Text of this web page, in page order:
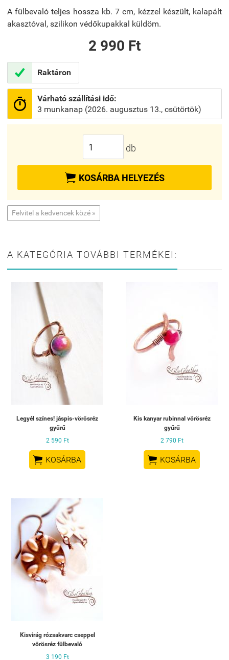
A fülbevaló teljes hossza kb. 7 cm, kézzel készült, kalapált
akasztóval, szilikon védőkupakkal küldöm.
2 990 Ft
 Raktáron

Várható szállítási idő:
3 munkanap (2026. augusztus 13., csütörtök)
db
 KOSÁRBA HELYEZÉS
Felvitel a kedvencek közé »
A KATEGÓRIA TOVÁBBI TERMÉKEI:
Legyél színes! jáspis-vörösréz
gyűrű
2 590 Ft
 KOSÁRBA
Kis kanyar rubinnal vörösréz
gyűrű
2 790 Ft
 KOSÁRBA
Kisvirág rózsakvarc cseppel
vörösréz fülbevaló
3 190 Ft